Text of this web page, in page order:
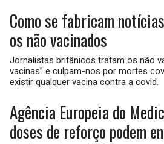
Como se fabricam
os não vacinados
Jornalistas britânicos tratam os não
vacinas” e culpam-nos por mortes
existir qualquer vacina contra a covid.
Agência Europeia do
doses de reforço podem